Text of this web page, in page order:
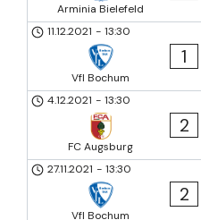
Arminia Bielefeld
11.12.2021 - 13:30
Vfl Bochum
1
4.12.2021 - 13:30
FC Augsburg
2
27.11.2021 - 13:30
Vfl Bochum
2